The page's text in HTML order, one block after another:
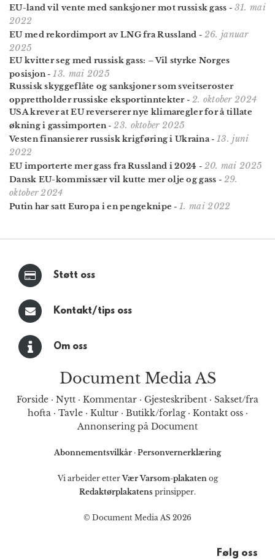
EU-land vil vente med sanksjoner mot russisk gass - 31. mai
2022
EU med rekord­import av LNG fra Russland - 26. januar
2025
EU kvitter seg med russisk gass: – Vil styrke Norges
posisjon - 13. mai 2025
Russisk skygge­flåte og sanksjoner som sveitser­oster
opprett­holder russiske eksport­inntekter- 2. oktober 2024
USA krever at EU reverserer nye klimaregler for å tillate
økning i gassimporten - 23. oktober 2025
Vesten finansierer russisk krigføring i Ukraina - 13. juni
2022
EU importerte mer gass fra Russland i 2024 - 20. mai 2025
Dansk EU-kommissær vil kutte mer olje og gass - 29.
oktober 2024
Putin har satt Europa i en pengeknipe - 1. mai 2022
Støtt oss
Kontakt/tips oss
Om oss
Document Media AS
Forside · Nytt · Kommentar · Gjesteskribent · Sakset/fra
hofta· Tavle· Kultur· Butikk/forlag· Kontakt oss·
Annonsering på Document
Abonnementsvilkår · Personvernerklæring
Vi arbeider etterVær Varsom-plakatenog
Redaktørplakatens prinsipper.
© Document Media AS 2026
Følg oss